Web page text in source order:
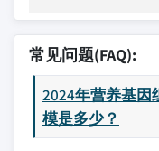
常见问题(FAQ):
2024年营养基因
模是多少？